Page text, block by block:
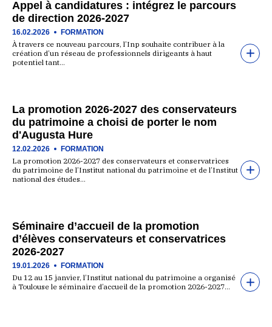
Appel à candidatures : intégrez le parcours
de direction 2026-2027
16.02.2026 FORMATION
À travers ce nouveau parcours, l’Inp souhaite contribuer à la
création d’un réseau de professionnels dirigeants à haut
potentiel tant…
La promotion 2026-2027 des conservateurs
du patrimoine a choisi de porter le nom
d'Augusta Hure
12.02.2026 FORMATION
La promotion 2026-2027 des conservateurs et conservatrices
du patrimoine de l’Institut national du patrimoine et de l’Institut
national des études…
Séminaire d’accueil de la promotion
d’élèves conservateurs et conservatrices
2026-2027
19.01.2026 FORMATION
Du 12 au 15 janvier, l’Institut national du patrimoine a organisé
à Toulouse le séminaire d’accueil de la promotion 2026-2027…